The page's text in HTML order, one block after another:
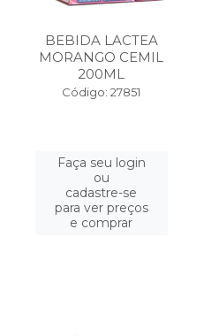
BEBIDA LACTEA
MORANGO CEMIL
200ML
Código: 27851
Faça seu login
ou
cadastre-se
para ver preços
e comprar